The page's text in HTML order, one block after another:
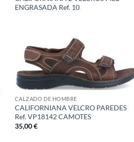
ENGRASADA Ref. 10
CALZADO DE HOMBRE
CALIFORNIANA VELCRO PAREDES
Ref. VP18142 CAMOTES
35,00€